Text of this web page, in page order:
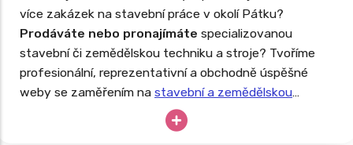
více zakázek na stavební práce v okolí Pátku?
Prodáváte nebo pronajímáte specializovanou
stavební či zemědělskou techniku a stroje? Tvoříme
profesionální, reprezentativní a obchodně úspěšné
weby se zaměřením na stavební a zemědělskou
. Drahé stroje nesmějí zahálet, tak proč své
podnikání neopřít o dlouhodobě úspěšný web?